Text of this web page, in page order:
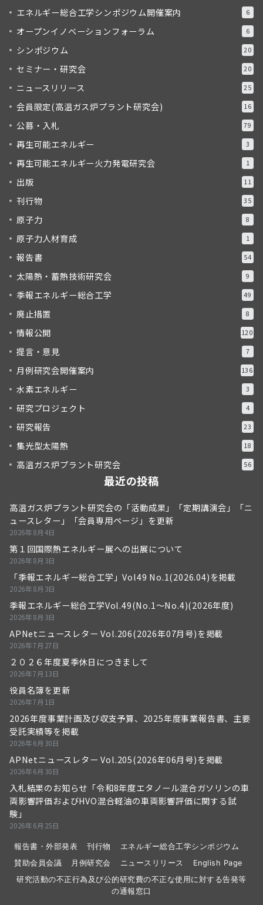
エネルギー総合工学シンポジウム開催案内 6
オープンイノベーションフォーラム 6
シンポジウム 20
セミナー・研究会 20
ニュースリリース 25
会員限定(高温ガス炉プラント研究会) 16
公募・入札 79
再生可能エネルギー 3
再生可能エネルギー火力発電研究会 1
出版 11
刊行物 35
原子力 8
原子力人材育成 1
報告書 54
太陽熱・蓄熱技術研究会 9
季報エネルギー総合工学 49
廃止措置 8
情報公開 120
提言・意見 7
月例研究会開催案内 136
水素エネルギー 3
研究プロジェクト 4
研究報告 23
集光型太陽熱 18
高温ガス炉プラント研究会 56
最近の投稿
高温ガス炉プラント研究会の「活動成果」「定期講演会」「ニ
ュースレター」「会員専用ページ」を更新
2026年8月4日
第１回国際熱エネルギー展への出展について
2026年8月3日
「季報エネルギー総合工学」Vol49 No.1(2026.04)を掲載
2026年8月3日
季報エネルギー総合工学Vol.49(No.1～No.4)(2026年度)
2026年8月3日
APNetニュースレター Vol.206(2026年07月号)を掲載
2026年7月27日
２０２６年度夏季休日につきまして
2026年7月13日
役員名簿を更新
2026年7月1日
2026年度事業計画及び収支予算、2025年度事業報告書、主要
受託実績等を掲載
2026年6月30日
APNetニュースレター Vol.205(2026年06月号)を掲載
2026年6月30日
入札結果のお知らせ「令和8年度エタノール混合ガソリンの車
両影響評価およびHVO混合軽油の車両影響評価に関する試
験」
2026年6月25日
報告書・外部発表 刊行物
エネルギー総合工学シンポジウム
賛助会員会議
月例研究会 ニュースリリース
English Page
研究活動の不正行為及び公的研究費の不正な使用に対する告発等
の通報窓口